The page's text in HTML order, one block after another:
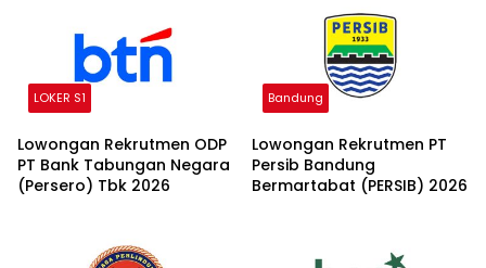
LOKER S1
Lowongan Rekrutmen ODP
PT Bank Tabungan Negara
(Persero) Tbk 2026
Bandung
Lowongan Rekrutmen PT
Persib Bandung
Bermartabat (PERSIB) 2026